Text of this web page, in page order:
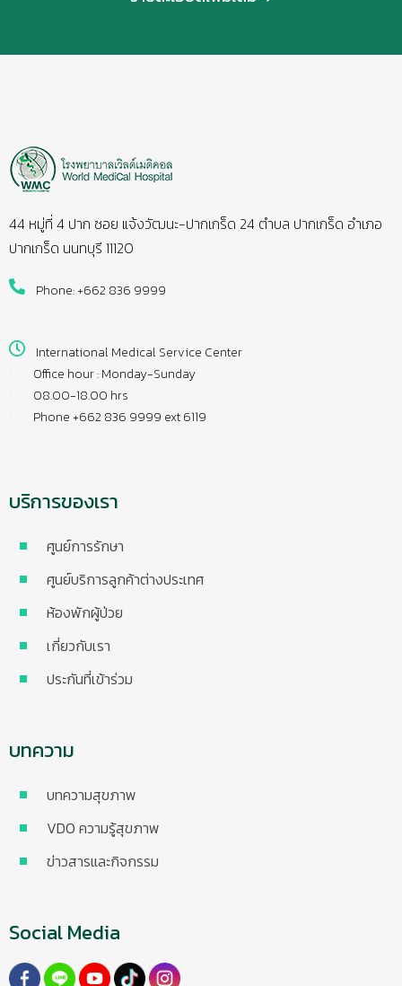
44 หมู่ที่ 4 ปาก ซอย แจ้งวัฒนะ-ปากเกร็ด 24 ตำบล ปากเกร็ด อำเภอ
ปากเกร็ด นนทบุรี 11120
Phone: +662 836 9999
International Medical Service Center
Office hour : Monday-Sunday
08.00-18.00 hrs
Phone +662 836 9999 ext 6119
บริการของเรา
ศูนย์การรักษา
ศูนย์บริการลูกค้าต่างประเทศ
ห้องพักผู้ป่วย
เกี่ยวกับเรา
ประกันที่เข้าร่วม
บทความ
บทความสุขภาพ
VDO ความรู้สุขภาพ
ข่าวสารและกิจกรรม
Social Media